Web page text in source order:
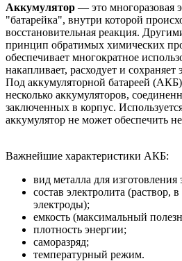
Аккумулятор — это многоразовая
"батарейка", внутри которой
восстановительная реакция.
принцип обратимых химических
обеспечивает многократное
накапливает, расходует и сохраняет
Под аккумуляторной батареей
несколько аккумуляторов,
заключенных в корпус.
аккумулятор не может обеспечить
Важнейшие характеристики АКБ:
вид металла для изготовления
состав электролита (раствор,
электроды);
емкость (максимальный
плотность энергии;
саморазряд;
температурный режим.